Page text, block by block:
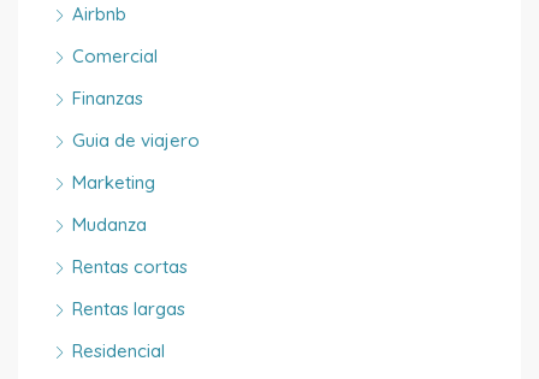
Airbnb
Comercial
Finanzas
Guia de viajero
Marketing
Mudanza
Rentas cortas
Rentas largas
Residencial